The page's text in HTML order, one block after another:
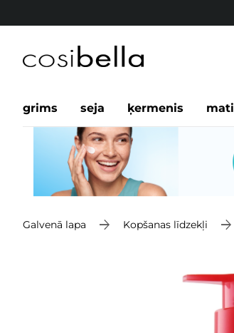
grims seja ķermenis mati
Galvenā lapa Kopšanas līdzekļi